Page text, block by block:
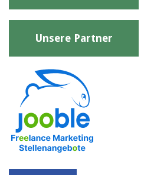
Unsere Partner